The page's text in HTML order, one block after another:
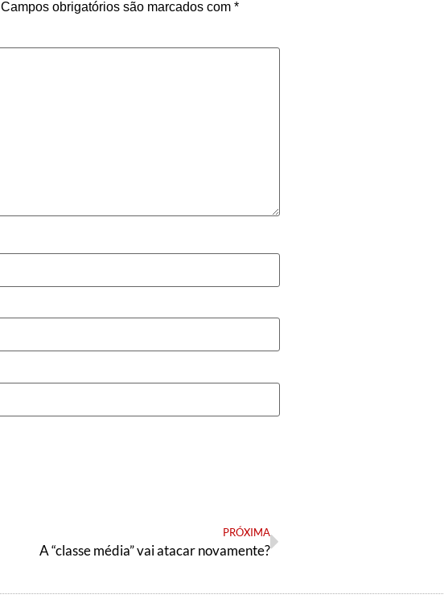
Campos obrigatórios são marcados com *
PRÓXIMA
A “classe média” vai atacar novamente?